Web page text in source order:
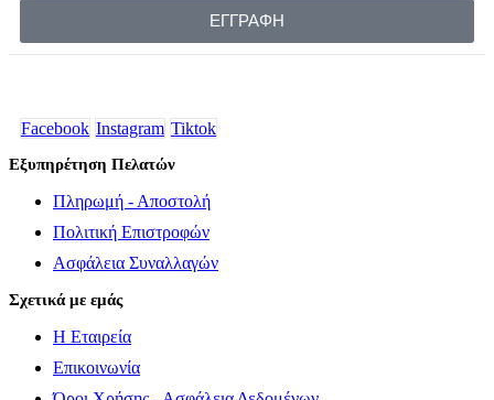
ΕΓΓΡΑΦΗ
Facebook Instagram Tiktok
Εξυπηρέτηση Πελατών
Πληρωμή - Αποστολή
Πολιτική Επιστροφών
Ασφάλεια Συναλλαγών
Σχετικά με εμάς
Η Εταιρεία
Επικοινωνία